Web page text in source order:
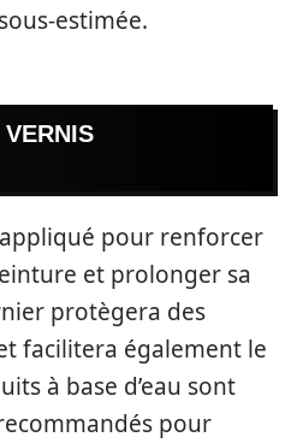
estimée.
pour renforcer
et prolonger sa
protègera des
facilitera également le
à base d’eau sont
pour